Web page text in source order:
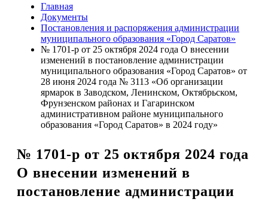
Главная
Документы
Постановления и распоряжения администрации
муниципального образования «Город Саратов»
№ 1701-р от 25 октября 2024 года О внесении
изменений в постановление администрации
муниципального образования «Город Саратов» от
28 июня 2024 года № 3113 «Об организации
ярмарок в Заводском, Ленинском, Октябрьском,
Фрунзенском районах и Гагаринском
административном районе муниципального
образования «Город Саратов» в 2024 году»
№ 1701-р от 25 октября 2024 года
О внесении изменений в
постановление администрации